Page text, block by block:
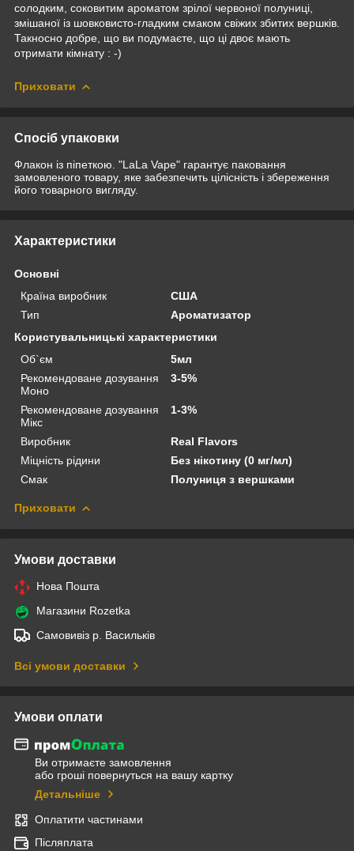
солодким, соковитим ароматом зрілої червоної полуниці,
змішаної із шовковисто-гладким смаком свіжих збитих вершків.
Такносно добре, що ви подумаєте, що ці двоє мають
отримати кімнату : -)
Приховати
Спосіб упаковки
Флакон із піпеткою. "LaLa Vape" гарантує паковання
замовленого товару, яке забезпечить цілісність і збереження
його товарного вигляду.
Характеристики
Основні
Країна виробник
США
Тип
Ароматизатор
Користувальницькі характеристики
Об`єм
5мл
Рекомендоване дозування
Моно
3-5%
Рекомендоване дозування
Мікс
1-3%
Виробник
Real Flavors
Міцність рідини
Без нікотину (0 мг/мл)
Смак
Полуниця з вершками
Приховати
Умови доставки
Нова Пошта
Магазини Rozetka
Самовивіз р. Васильків
Всі умови доставки
Умови оплати
Ви отримаєте замовлення
або гроші повернуться на вашу картку
Детальніше
Оплатити частинами
Післяплата